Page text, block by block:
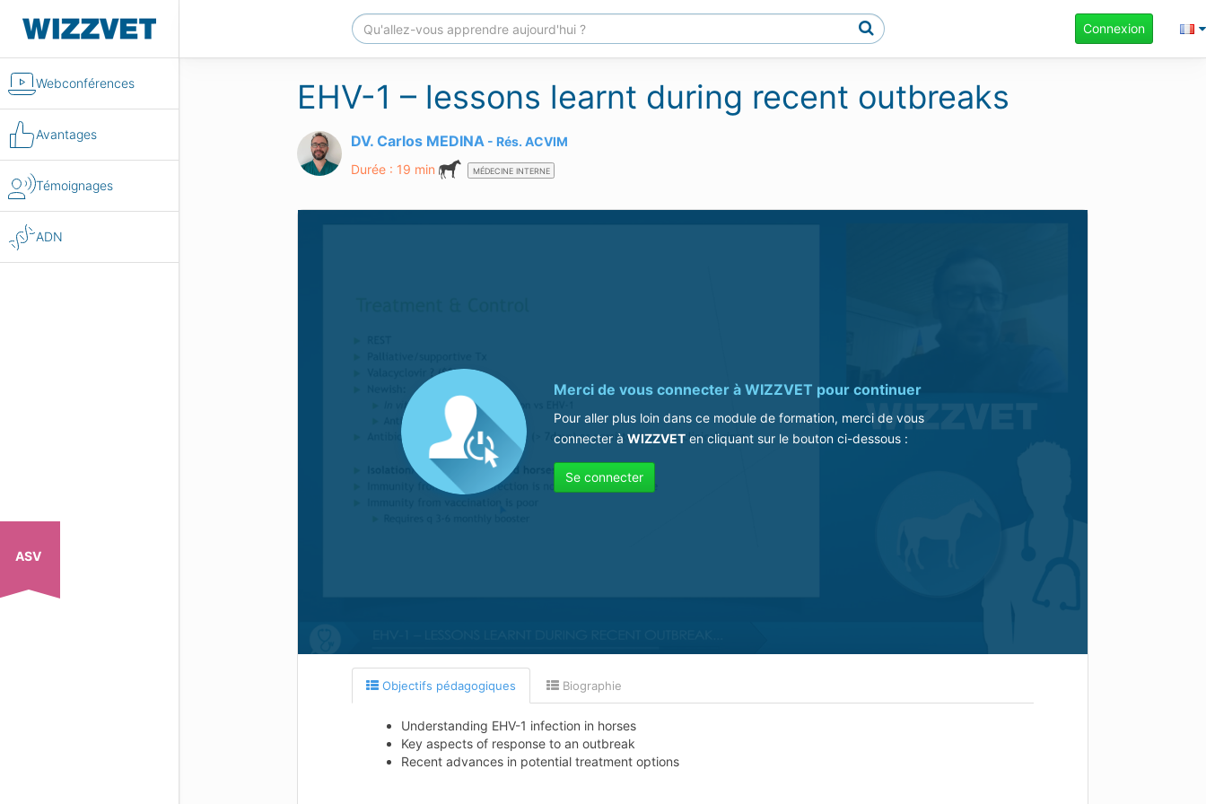
Webconférences
Avantages
Témoignages
ADN
ASV
Connexion
EHV-1 – lessons learnt during recent outbreaks
DV. Carlos MEDINA Rés.ACVIM
Durée : 19 min
MÉDECINE INTERNE
Merci de vous connecter àWIZZVET pour continuer
Pour aller plus loin dans ce module de formation, merci de vous
connecter àWIZZVET en cliquant sur le bouton ci-dessous :
Se connecter
Objectifs pédagogiques Biographie
Understanding EHV-1 infection in horses
Key aspects of response to an outbreak
Recent advances in potential treatment options